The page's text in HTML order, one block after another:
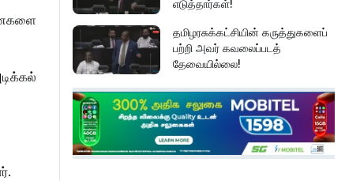
எடுத்தார்கள்!
தமிழரசுக்கட்சியின் கருத்துகளைப்
பற்றி அவர் கவலைப்படத்
தேவையில்லை!
இது அதனுடன் சம்பந்தப்பட்ட
கேள்விதான் ஐயா!
பல மாணவர்களின் எதிர்காலம்